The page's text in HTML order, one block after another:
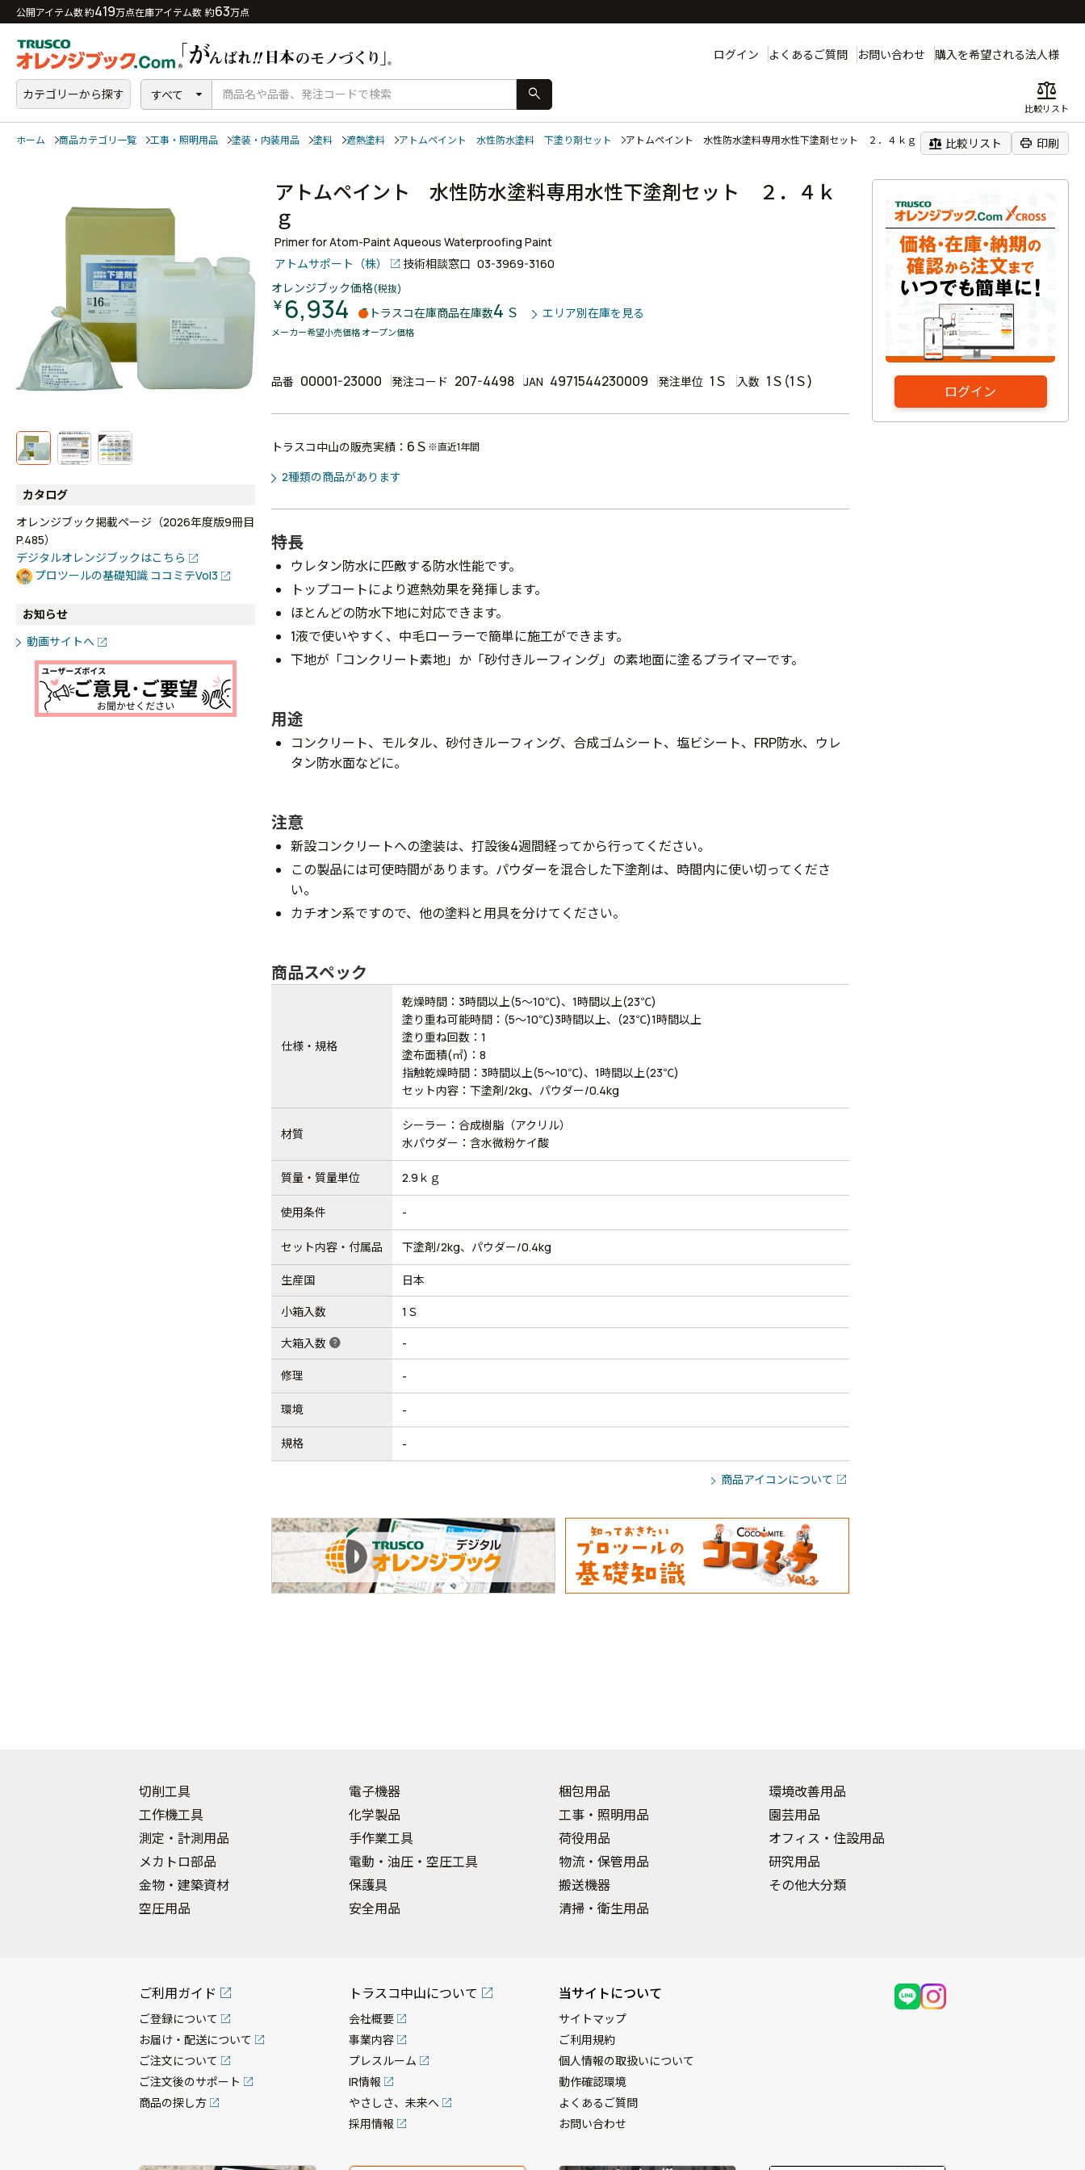
公開アイテム数 約419万点在庫アイテム数 約63万点
ログイン よくあるご質問 お問い合わせ 購入を希望される法人様
カテゴリーから探す すべて search balance
比較リスト
ホーム 商品カテゴリ一覧 工事・照明用品 塗装・内装用品 塗料 遮熱塗料 アトムペイント 水性防水塗料 下塗り剤セット アトムペイント 水性防水塗料専用水性下塗剤セット ２．４ｋｇ balance 比較リスト print 印刷
ログイン
カタログ
オレンジブック掲載ページ（2026年度版9冊目
P.485）
デジタルオレンジブックはこちら
プロツールの基礎知識 ココミテVol3
お知らせ
動画サイトへ
アトムペイント 水性防水塗料専用水性下塗剤セット ２．４ｋ
ｇ
Primer for Atom-Paint Aqueous Waterproofing Paint
アトムサポート（株）
技術相談窓口 03-3969-3160
オレンジブック価格(税抜)
￥ 6,934 トラスコ在庫商品在庫数4 Ｓ エリア別在庫を見る
メーカー希望小売価格 オープン価格
品番 00001-23000 発注コード 207-4498 JAN 4971544230009 発注単位 1Ｓ 入数 1Ｓ(1Ｓ)
トラスコ中山の販売実績： 6Ｓ ※直近1年間
2種類の商品があります
特長
ウレタン防水に匹敵する防水性能です。
トップコートにより遮熱効果を発揮します。
ほとんどの防水下地に対応できます。
1液で使いやすく、中毛ローラーで簡単に施工ができます。
下地が「コンクリート素地」か「砂付きルーフィング」の素地面に塗るプライマーです。
用途
コンクリート、モルタル、砂付きルーフィング、合成ゴムシート、塩ビシート、FRP防水、ウレ
タン防水面などに。
注意
新設コンクリートへの塗装は、打設後4週間経ってから行ってください。
この製品には可使時間があります。パウダーを混合した下塗剤は、時間内に使い切ってくださ
い。
カチオン系ですので、他の塗料と用具を分けてください。
商品スペック
仕様・規格
乾燥時間：3時間以上(5～10℃)、1時間以上(23℃)
塗り重ね可能時間：(5～10℃)3時間以上、(23℃)1時間以上
塗り重ね回数：1
塗布面積(㎡)：8
指触乾燥時間：3時間以上(5～10℃)、1時間以上(23℃)
セット内容：下塗剤/2kg、パウダー/0.4kg
材質
シーラー：合成樹脂（アクリル）
水パウダー：含水微粉ケイ酸
質量・質量単位 2.9ｋｇ
使用条件 -
セット内容・付属品 下塗剤/2kg、パウダー/0.4kg
生産国 日本
小箱入数 1Ｓ
大箱入数 help -
修理 -
環境 -
規格 -
商品アイコンについて
切削工具
工作機工具
測定・計測用品
メカトロ部品
金物・建築資材
空圧用品
電子機器
化学製品
手作業工具
電動・油圧・空圧工具
保護具
安全用品
梱包用品
工事・照明用品
荷役用品
物流・保管用品
搬送機器
清掃・衛生用品
環境改善用品
園芸用品
オフィス・住設用品
研究用品
その他大分類
ご利用ガイド
ご登録について
お届け・配送について
ご注文について
ご注文後のサポート
商品の探し方
トラスコ中山について
会社概要
事業内容
プレスルーム
IR情報
やさしさ、未来へ
採用情報
当サイトについて
サイトマップ
ご利用規約
個人情報の取扱いについて
動作確認環境
よくあるご質問
お問い合わせ